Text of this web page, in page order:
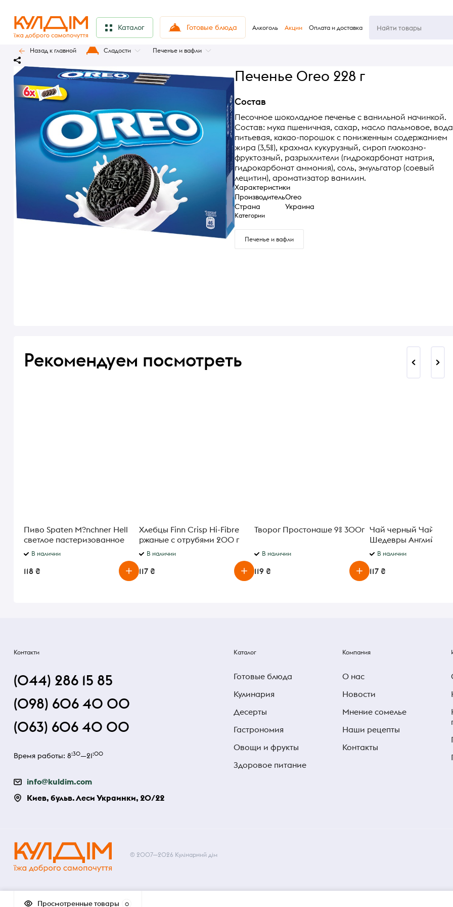
Каталог Готовые блюда Алкоголь Акции Оплата и доставка
Назад к главной Сладости Печенье и вафли
Печенье Oreo 228 г
Состав
Песочное шоколадное печенье с ванильной начинкой.
Состав: мука пшеничная, сахар, масло пальмовое, вода
питьевая, какао-порошок с пониженным содержанием
жира (3,5%), крахмал кукурузный, сироп глюкозно-
фруктозный, разрыхлители (гидрокарбонат натрия,
гидрокарбонат аммония), соль, эмульгатор (соевый
лецитин), ароматизатор ванилин.
Характеристики
ПроизводительOreo
Страна
Украина
Категории
Печенье и вафли
Рекомендуем посмотреть
Пиво Spaten M?nchner Hell
светлое пастеризованное
5,2% 0,5л
В наличии
118 ₴
Хлебцы Finn Crisp Hi-Fibre
ржаные с отрубями 200 г
В наличии
117 ₴
Творог Простонаше 9% 300г
В наличии
119 ₴
Чай черный Чайные
Шедевры Английский
аристократ
В наличии
117 ₴
Контакти
(044) 286 15 85
(098) 606 40 00
(063) 606 40 00
Время работы: 8:30—21:00
info@kuldim.com
Киев, бульв. Леси Украинки, 20/22
Каталог
Готовые блюда
Кулинария
Десерты
Гастрономия
Овощи и фрукты
Здоровое питание
Компания
О нас
Новости
Мнение сомелье
Наши рецепты
Контакты
© 2007—2026 Кулінарний дім
Просмотренные товары 0